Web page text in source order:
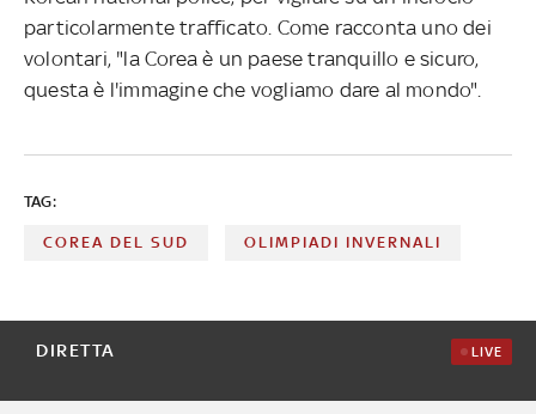
particolarmente trafficato. Come racconta uno dei
volontari, "la Corea è un paese tranquillo e sicuro,
questa è l'immagine che vogliamo dare al mondo".
TAG:
COREA DEL SUD OLIMPIADI INVERNALI
DIRETTA LIVE